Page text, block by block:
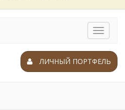
Toggle
ЛИЧНЫЙ ПОРТФЕЛЬ